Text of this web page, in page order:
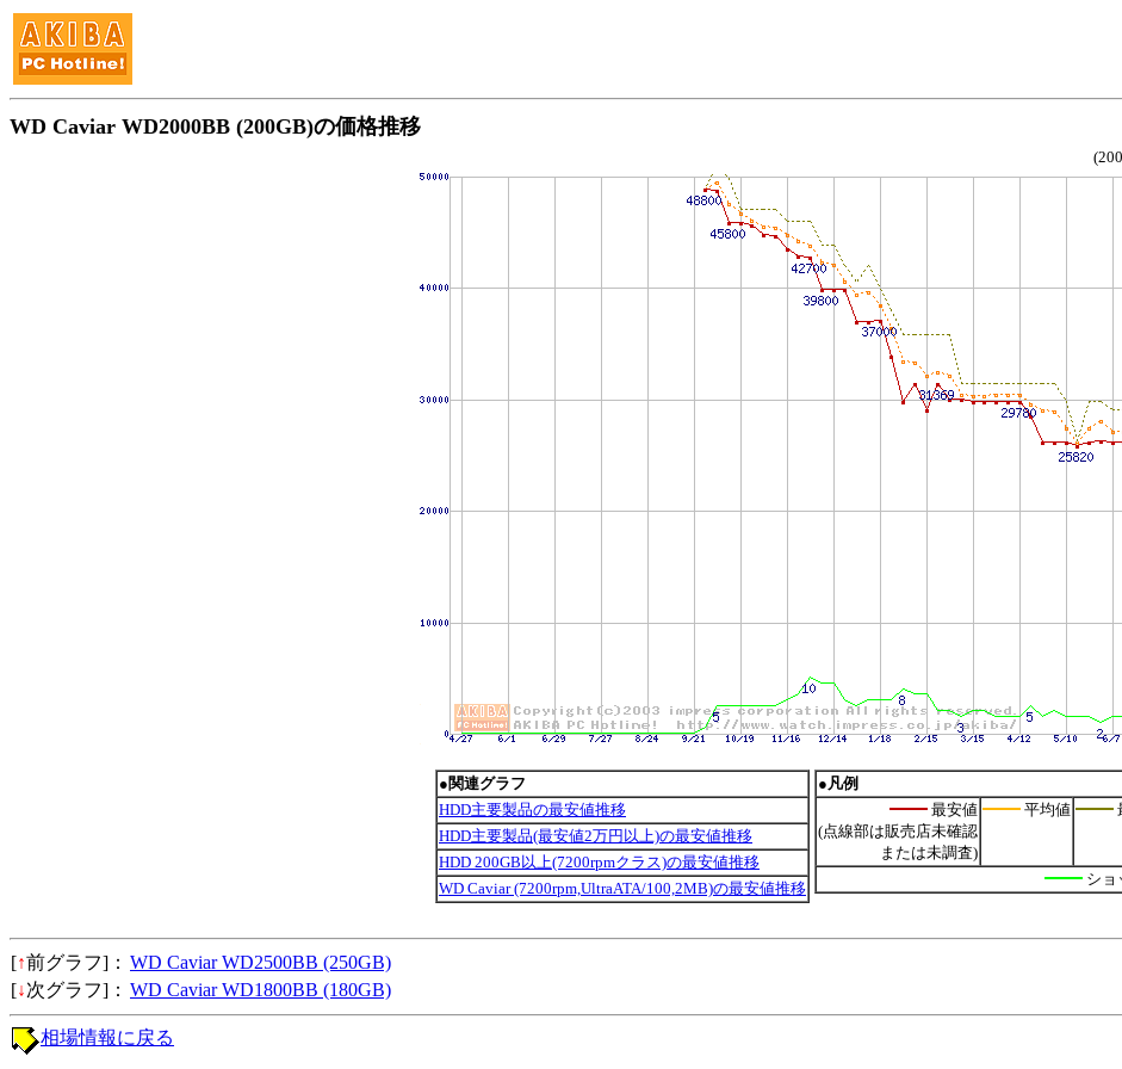
WD Caviar WD2000BB (200GB)の価格推移
●関連グラフ
HDD主要製品の最安値推移
HDD主要製品(最安値2万円以上)の最安値推移
HDD 200GB以上(7200rpmクラス)の最安値推移
WD Caviar (7200rpm,UltraATA/100,2MB)の最安値推移
●凡例
最安値
(点線部は販売店未確認
または未調査)
平均値
ショ
[↑前グラフ]： WD Caviar WD2500BB (250GB)
[↓次グラフ]： WD Caviar WD1800BB (180GB)
相場情報に戻る